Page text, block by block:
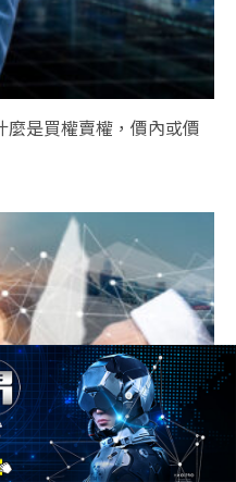
是買權賣權，價內或價